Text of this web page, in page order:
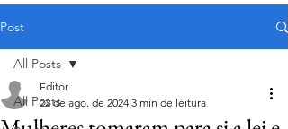
Post
All Posts
All Posts
Editor
22 de ago. de 2024 3 min de leitura